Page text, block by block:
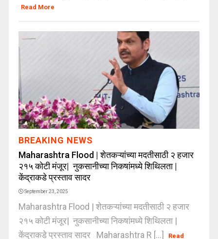
Read More
BREAKING NEWS
Maharashtra Flood | शेतकऱ्यांच्या मदतीसाठी २ हजार
२१५ कोटी मंजूर| नुकसानीच्या निकषांमध्ये शिथिलता |
केंद्राकडे प्रस्ताव सादर
September 23, 2025
Maharashtra Flood | शेतकऱ्यांच्या मदतीसाठी २ हजार
२१५ कोटी मंजूर| नुकसानीच्या निकषांमध्ये शिथिलता |
केंद्राकडे प्रस्ताव सादर Maharashtra R [...]
Read